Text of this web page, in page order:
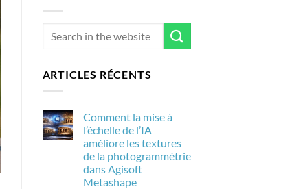
ARTICLES RÉCENTS
Comment la mise à
l’échelle de l’IA
améliore les textures
de la photogrammétrie
dans Agisoft
Metashape